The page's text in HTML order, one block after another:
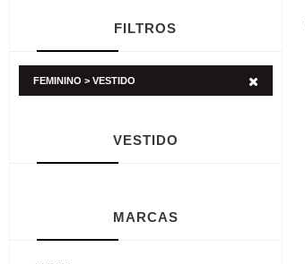
FILTROS
FEMININO > VESTIDO
VESTIDO
MARCAS